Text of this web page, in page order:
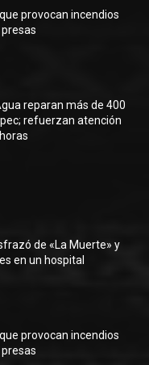
provocan incendios
reparan más de 400
refuerzan atención
de «La Muerte» y
en un hospital
provocan incendios